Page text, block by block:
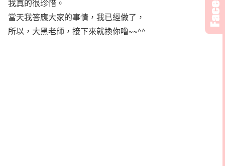
我真的很珍惜。
當天我答應大家的事情，我已經做了，
所以，大黑老師，接下來就換你嚕~~^^